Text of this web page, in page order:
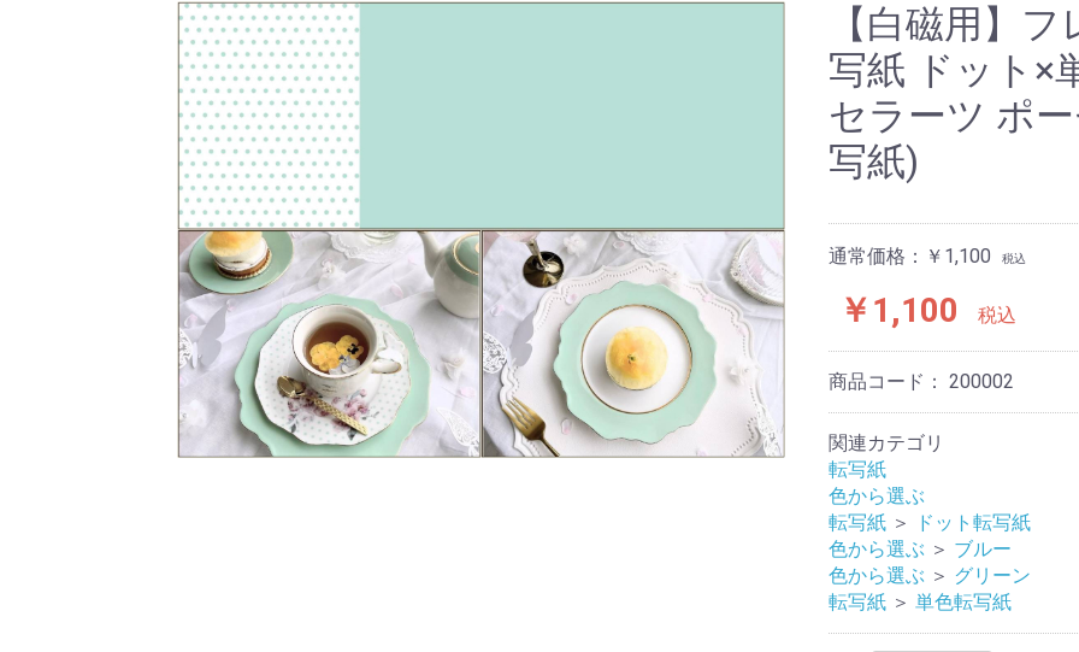
ピンク
ブルー
ネイビー
レッド
イエロー
オレンジ
グリーン
パープル
ブラウン
グレー
ブラック
ゴールド
シルバー
ホワイト
グラデーション
その他
【白磁用】
写紙 ドット×
セラーツ ポ
写紙)
通常価格：￥1,100 税込
￥1,100 税込
商品コード： 200002
関連カテゴリ
転写紙
色から選ぶ
転写紙 ＞
ドット転写紙
色から選ぶ ＞ ブルー
色から選ぶ ＞ グリーン
転写紙 ＞ 単色転写紙